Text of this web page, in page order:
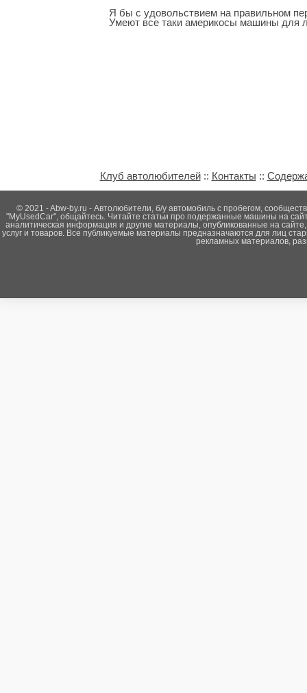
Я бы с удовольствием на правильном
Умеют все таки америкосы машины для
Клуб автолюбителей:: Контакты ::
© 2021 - Abw-by.ru - Автолюбители, б/у автомобиль с пробегом,
"MyUsedCar", общайтесь. Читайте статьи про подержанные машины на
аналитическая информация и другие материалы, опубликованные на
услуг и товаров. Все публикуемые материалы предназначаются для лиц
рекламных материалов,